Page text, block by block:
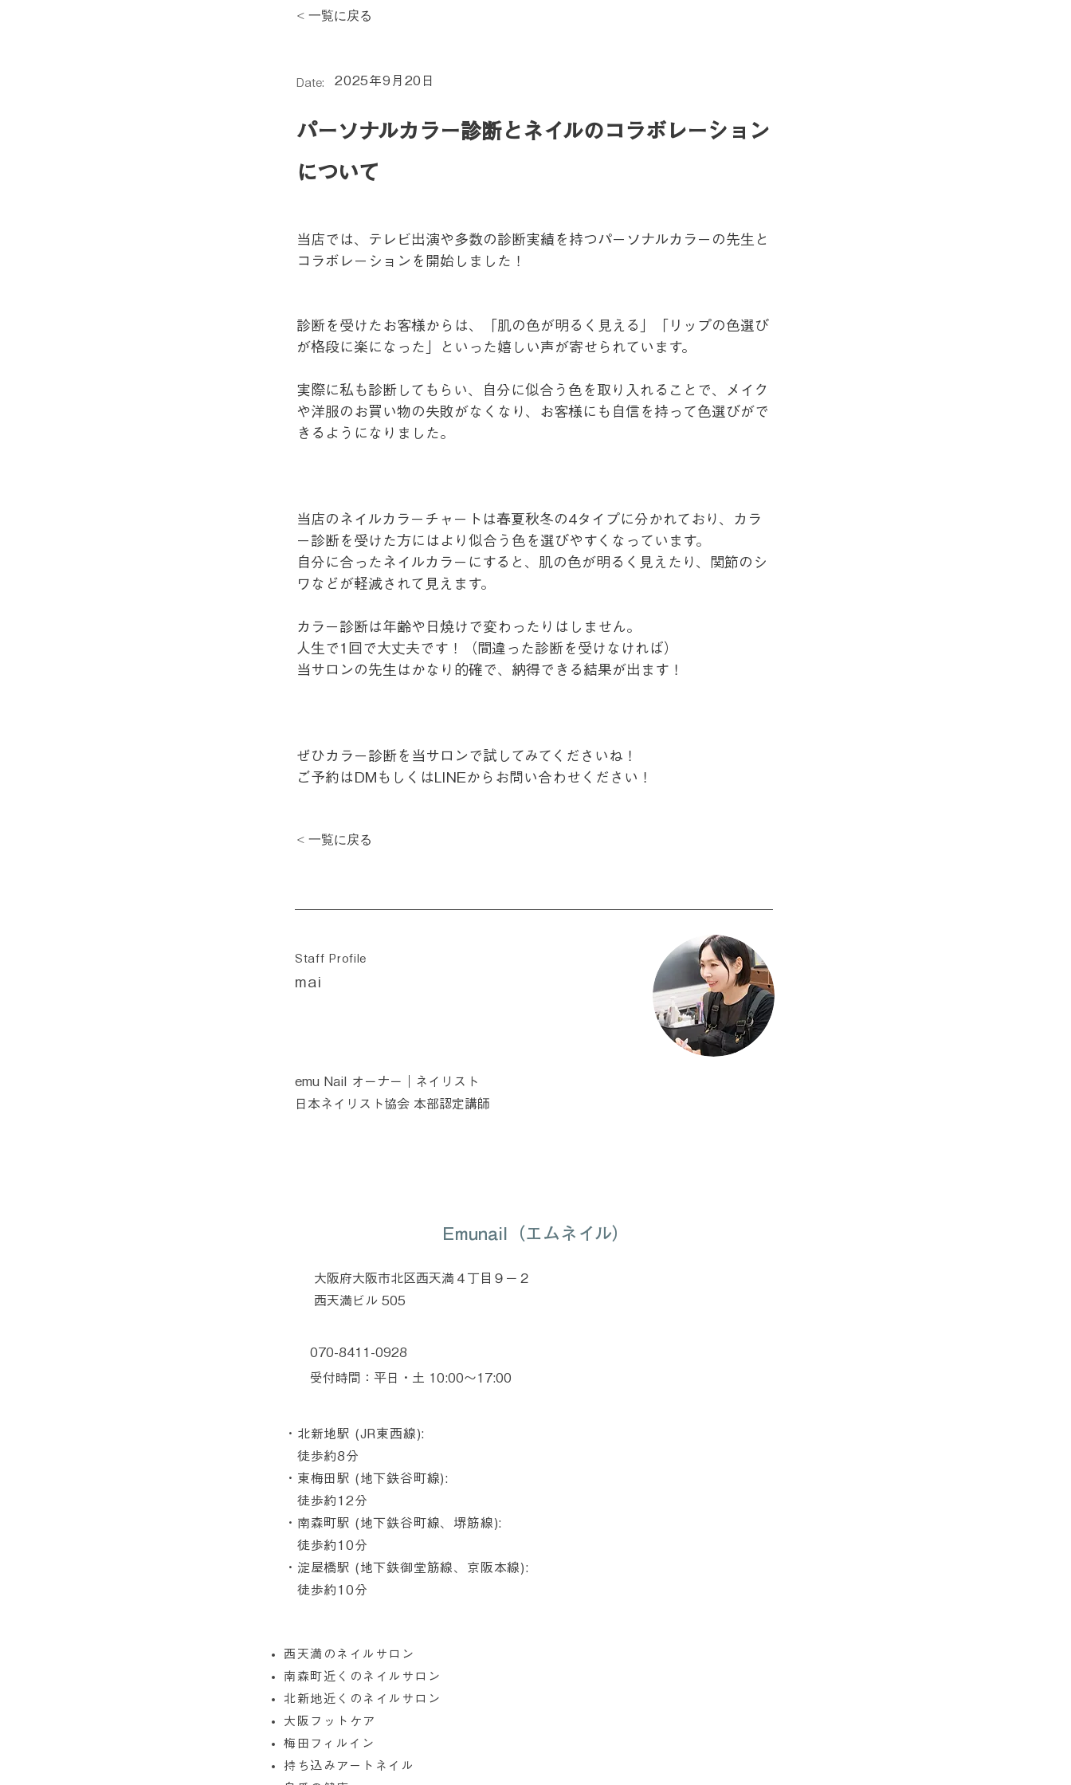
< 一覧に戻る
Date: 2025年9月20日
パーソナルカラー診断とネイルのコラボレーション
について
当店では、テレビ出演や多数の診断実績を持つパーソナルカラーの先生と
コラボレーションを開始しました！
診断を受けたお客様からは、「肌の色が明るく見える」「リップの色選び
が格段に楽になった」といった嬉しい声が寄せられています。
実際に私も診断してもらい、自分に似合う色を取り入れることで、メイク
や洋服のお買い物の失敗がなくなり、お客様にも自信を持って色選びがで
きるようになりました。
当店のネイルカラーチャートは春夏秋冬の4タイプに分かれており、カラ
ー診断を受けた方にはより似合う色を選びやすくなっています。
自分に合ったネイルカラーにすると、肌の色が明るく見えたり、関節のシ
ワなどが軽減されて見えます。
カラー診断は年齢や日焼けで変わったりはしません。
人生で1回で大丈夫です！（間違った診断を受けなければ）
当サロンの先生はかなり的確で、納得できる結果が出ます！
ぜひカラー診断を当サロンで試してみてくださいね！
ご予約はDMもしくはLINEからお問い合わせください！
< 一覧に戻る
Staff Profile
mai
emu Nail オーナー｜ネイリスト
日本ネイリスト協会 本部認定講師
Emunail（エムネイル）
大阪府大阪市北区西天満４丁目９−２
西天満ビル 505
070-8411-0928
受付時間：平日・土 10:00〜17:00
・北新地駅 (JR東西線):
徒歩約8分
・東梅田駅 (地下鉄谷町線):
徒歩約12分
・南森町駅 (地下鉄谷町線、堺筋線):
徒歩約10分
・淀屋橋駅 (地下鉄御堂筋線、京阪本線):
徒歩約10分
西天満のネイルサロン
南森町近くのネイルサロン
北新地近くのネイルサロン
大阪フットケア
梅田フィルイン
持ち込みアートネイル